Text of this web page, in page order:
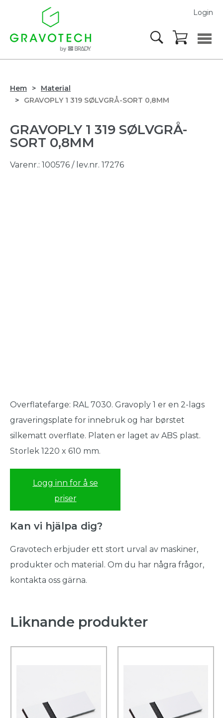
Login
Hem
Material
GRAVOPLY 1 319 SØLVGRÅ-SORT 0,8MM
GRAVOPLY 1 319 SØLVGRÅ-
SORT 0,8MM
Varenr.: 100576 / lev.nr. 17276
Overflatefarge: RAL 7030. Gravoply 1 er en 2-lags
graveringsplate for innebruk og har børstet
silkematt overflate. Platen er laget av ABS plast.
Storlek 1220 x 610 mm.
Logg inn for å se
priser
Kan vi hjälpa dig?
Gravotech erbjuder ett stort urval av maskiner,
produkter och material. Om du har några frågor,
kontakta oss gärna.
Liknande produkter